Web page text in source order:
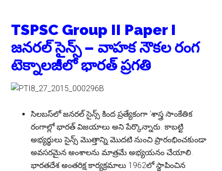
TSPSC Group II Paper I
జనరల్ సైన్స్ – వాహక నౌకల రంగ
టెక్నాలజీలో భారత్ ప్రగతి
సిలబస్‌లో జనరల్ సైన్స్ కింద ప్రత్యేకంగా ‘శాస్త్ర సాంకేతిక
రంగాల్లో భారత్ విజయాలు అని పేర్కొన్నారు. కాబట్టి
అభ్యర్థులు సైన్స్ మొత్తాన్ని మొదటి నుంచి ప్రారంభించకుండా
అవసరమైన అంశాలను మాత్రమే అభ్యయనం చేయాలి.
భారతదేశ అంతరిక్ష కార్యక్రమాలు 1962లో స్థాపించిన